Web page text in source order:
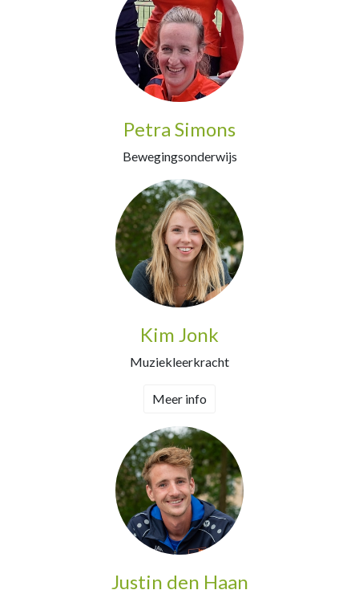
Petra Simons
Bewegingsonderwijs
Kim Jonk
Muziekleerkracht
Meer info
Justin den Haan